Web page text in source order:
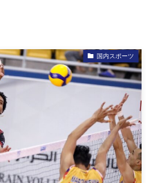
国内スポーツ